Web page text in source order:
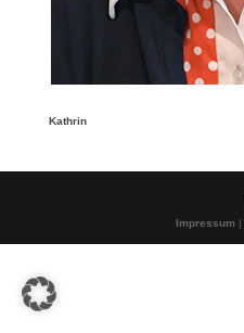
Kathrin
Impressum |